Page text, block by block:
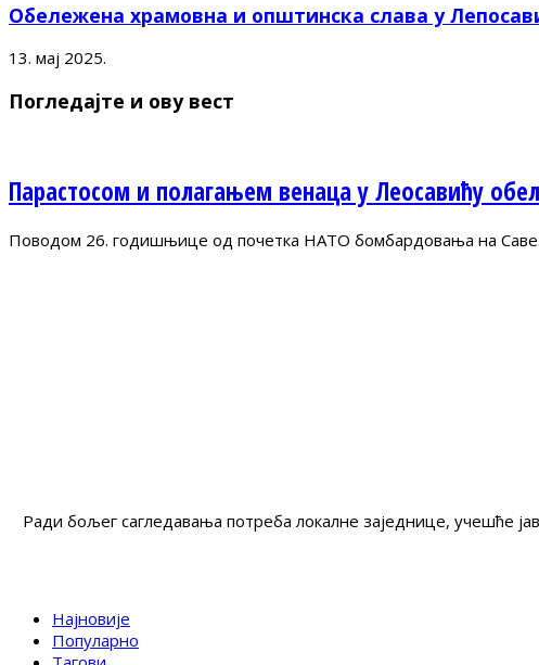
Обележена храмовна и општинска слава у
13. мај 2025.
Погледајте и ову вест
Парастосом и полагањем венаца у Леосавићу
Поводом 26. годишњице од почетка НАТО бомбардовања на
Ради бољег сагледавања потреба локалне заједнице, учешће
Најновије
Популарно